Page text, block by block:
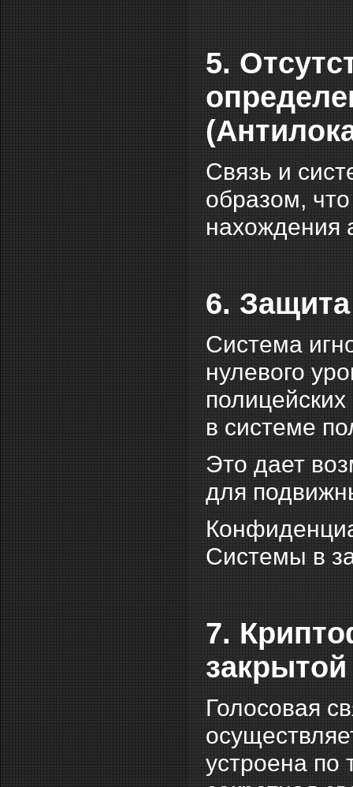
5.
Связь и
образом,
нахождения
6.
Система
нулевого
в системе
Это дает
для
Системы в
7.
Голосовая
устроена по